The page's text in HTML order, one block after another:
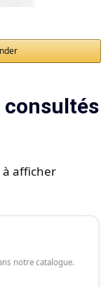
afficher
notre catalogue.